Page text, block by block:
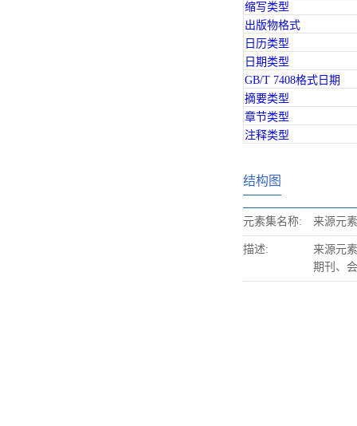
缩写类型
出版物格式
日历类型
日期类型
GB/T 7408格式日期
摘要类型
章节类型
注释类型
结构图
元素集名称: 来源元
描述:
来源元
期刊、